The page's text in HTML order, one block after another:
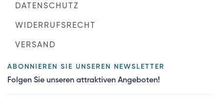
DATENSCHUTZ
WIDERRUFSRECHT
VERSAND
ABONNIEREN SIE UNSEREN NEWSLETTER
Folgen Sie unseren attraktiven Angeboten!